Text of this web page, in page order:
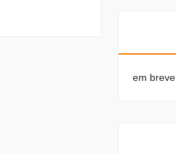
em breve